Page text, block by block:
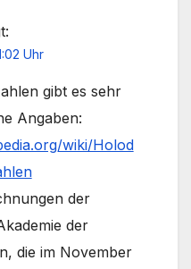
Uhr
gibt es sehr
Angaben:
wiki/Holod
der
der
die im November